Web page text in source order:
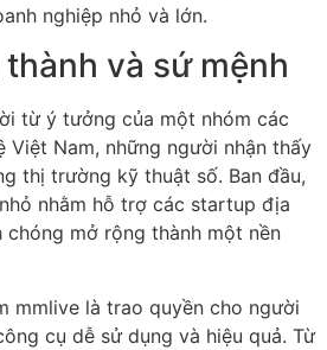
nghiệp nhỏ và lớn.
và sứ mệnh
từ ý tưởng của một nhóm các
Việt Nam, những người nhận thấy
thị trường kỹ thuật số. Ban đầu,
nhằm hỗ trợ các startup địa
chóng mở rộng thành một nền
mmlive là trao quyền cho người
cụ dễ sử dụng và hiệu quả. Từ